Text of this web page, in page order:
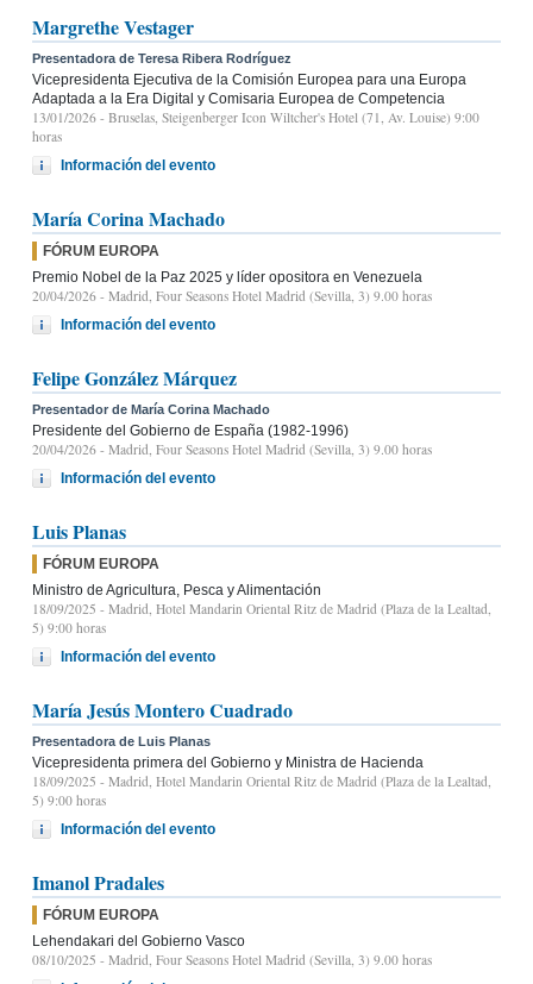
Margrethe Vestager
Presentadora de Teresa Ribera Rodríguez
Vicepresidenta Ejecutiva de la Comisión Europea para una Europa
Adaptada a la Era Digital y Comisaria Europea de Competencia
13/01/2026 - Bruselas, Steigenberger Icon Wiltcher's Hotel (71, Av. Louise) 9:00
horas
Información del evento
María Corina Machado
FÓRUM EUROPA
Premio Nobel de la Paz 2025 y líder opositora en Venezuela
20/04/2026 - Madrid, Four Seasons Hotel Madrid (Sevilla, 3) 9.00 horas
Información del evento
Felipe González Márquez
Presentador de María Corina Machado
Presidente del Gobierno de España (1982-1996)
20/04/2026 - Madrid, Four Seasons Hotel Madrid (Sevilla, 3) 9.00 horas
Información del evento
Luis Planas
FÓRUM EUROPA
Ministro de Agricultura, Pesca y Alimentación
18/09/2025 - Madrid, Hotel Mandarin Oriental Ritz de Madrid (Plaza de la Lealtad,
5) 9:00 horas
Información del evento
María Jesús Montero Cuadrado
Presentadora de Luis Planas
Vicepresidenta primera del Gobierno y Ministra de Hacienda
18/09/2025 - Madrid, Hotel Mandarin Oriental Ritz de Madrid (Plaza de la Lealtad,
5) 9:00 horas
Información del evento
Imanol Pradales
FÓRUM EUROPA
Lehendakari del Gobierno Vasco
08/10/2025 - Madrid, Four Seasons Hotel Madrid (Sevilla, 3) 9.00 horas